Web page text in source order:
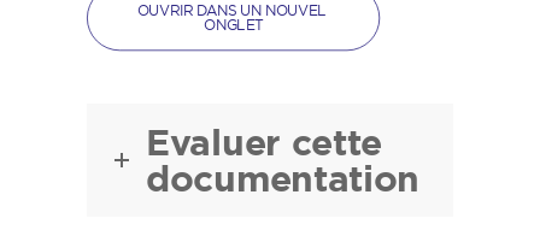
OUVRIR DANS UN NOUVEL
ONGLET
Evaluer cette
documentation